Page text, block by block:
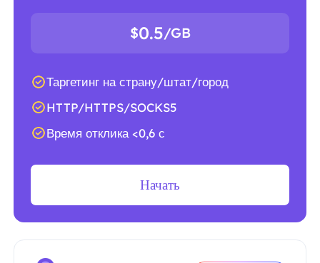
$0.5/GB
Таргетинг на страну/штат/город
HTTP/HTTPS/SOCKS5
Время отклика <0,6 с
Начать